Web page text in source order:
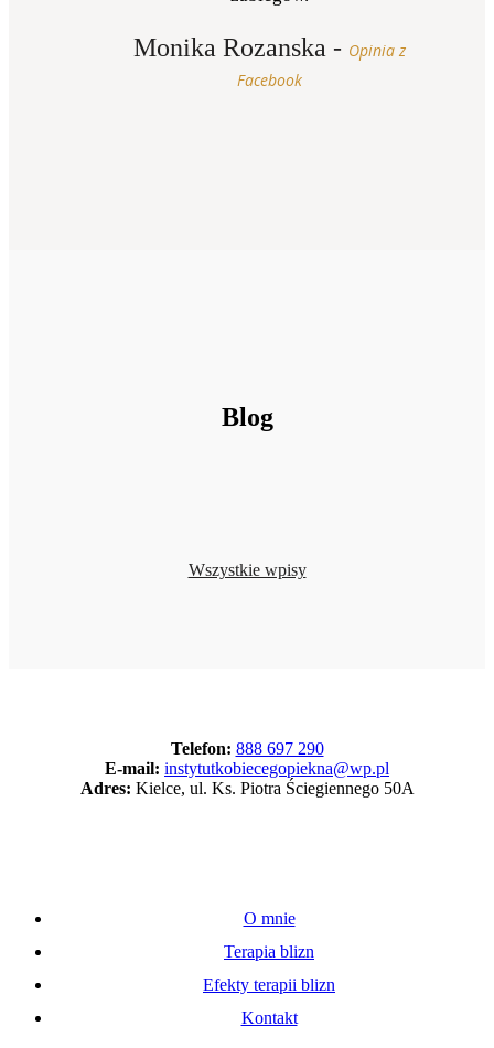
Monika Rozanska - Opinia z
Facebook
Blog
Wszystkie wpisy
Telefon: 888 697 290
E-mail: instytutkobiecegopiekna@wp.pl
Adres: Kielce, ul. Ks. Piotra Ściegiennego 50A
O mnie
Terapia blizn
Efekty terapii blizn
Kontakt